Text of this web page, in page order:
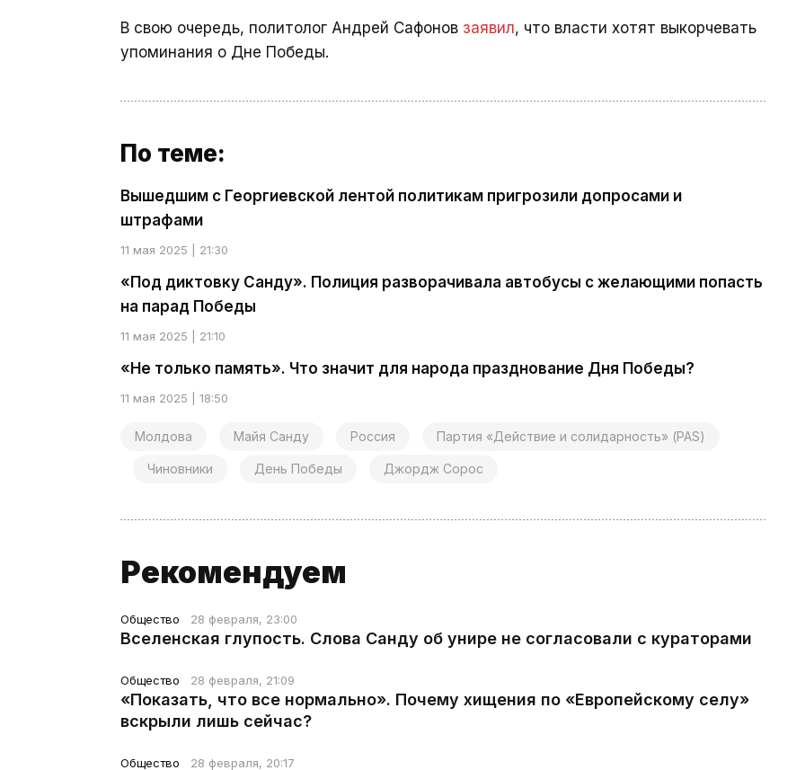
В свою очередь, политолог Андрей Сафонов заявил, что власти хотят выкорчевать
упоминания о Дне Победы.
По теме:
Вышедшим с Георгиевской лентой политикам пригрозили допросами и
штрафами
11 мая 2025 | 21:30
«Под диктовку Санду». Полиция разворачивала автобусы с желающими попасть
на парад Победы
11 мая 2025 | 21:10
«Не только память». Что значит для народа празднование Дня Победы?
11 мая 2025 | 18:50
Молдова Майя Санду Россия Партия «Действие и солидарность» (PAS)
Чиновники День Победы Джордж Сорос
Рекомендуем
Общество 28 февраля, 23:00
Вселенская глупость. Слова Санду об унире не согласовали с кураторами
Общество 28 февраля, 21:09
«Показать, что все нормально». Почему хищения по «Европейскому селу»
вскрыли лишь сейчас?
Общество 28 февраля, 20:17